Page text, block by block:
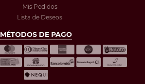
Mis Pedidos
Lista de Deseos
MÉTODOS DE PAGO